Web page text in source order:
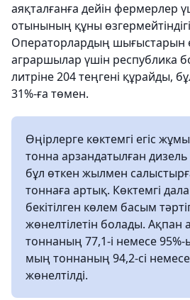
аяқталғанға дейін фермерлер
отынының құны
Операторлардың шығыстарын
аграршылар үшін республика
литріне 204 теңгені құрайды,
31%-ға төмен.
Өңірлерге көктемгі егіс
тонна арзандатылған
бұл өткен жылмен
тоннаға артық. Көктемгі
бекітілген көлем басым
жөнелтілетін болады.
тоннаның 77,1-і немесе
мың тоннаның 94,2-сі
жөнелтілді.